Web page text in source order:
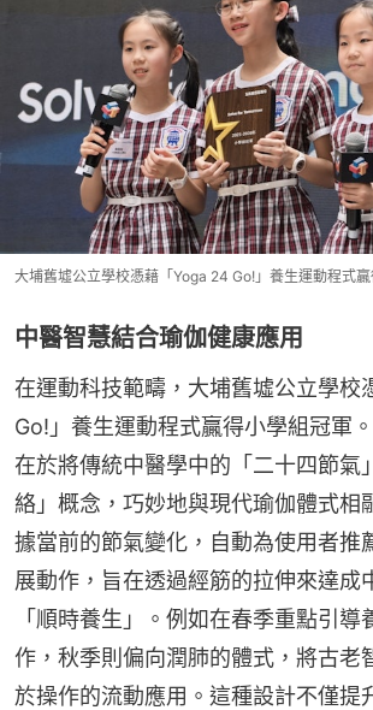
大埔舊墟公立學校憑藉「Yoga 24 Go!」養生運動程式
中醫智慧結合瑜伽健康應用
在運動科技範疇，大埔舊墟公立學校
Go!」養生運動程式贏得小學組冠軍
在於將傳統中醫學中的「二十四節氣
絡」概念，巧妙地與現代瑜伽體式相
據當前的節氣變化，自動為使用者推
展動作，旨在透過經筋的拉伸來達成
「順時養生」。例如在春季重點引導
作，秋季則偏向潤肺的體式，將古老
於操作的流動應用。這種設計不僅提